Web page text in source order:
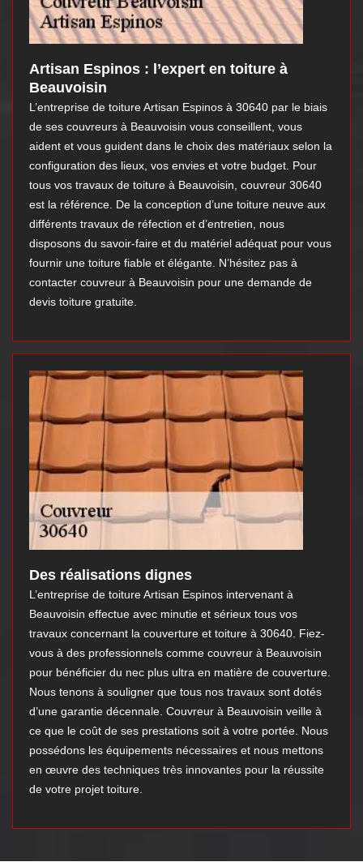
Artisan Espinos : l’expert en toiture à
Beauvoisin
L’entreprise de toiture Artisan Espinos à 30640 par le biais
de ses couvreurs à Beauvoisin vous conseillent, vous
aident et vous guident dans le choix des matériaux selon la
configuration des lieux, vos envies et votre budget. Pour
tous vos travaux de toiture à Beauvoisin, couvreur 30640
est la référence. De la conception d’une toiture neuve aux
différents travaux de réfection et d’entretien, nous
disposons du savoir-faire et du matériel adéquat pour vous
fournir une toiture fiable et élégante. N’hésitez pas à
contacter couvreur à Beauvoisin pour une demande de
devis toiture gratuite.
Des réalisations dignes
L’entreprise de toiture Artisan Espinos intervenant à
Beauvoisin effectue avec minutie et sérieux tous vos
travaux concernant la couverture et toiture à 30640. Fiez-
vous à des professionnels comme couvreur à Beauvoisin
pour bénéficier du nec plus ultra en matière de couverture.
Nous tenons à souligner que tous nos travaux sont dotés
d’une garantie décennale. Couvreur à Beauvoisin veille à
ce que le coût de ses prestations soit à votre portée. Nous
possédons les équipements nécessaires et nous mettons
en œuvre des techniques très innovantes pour la réussite
de votre projet toiture.